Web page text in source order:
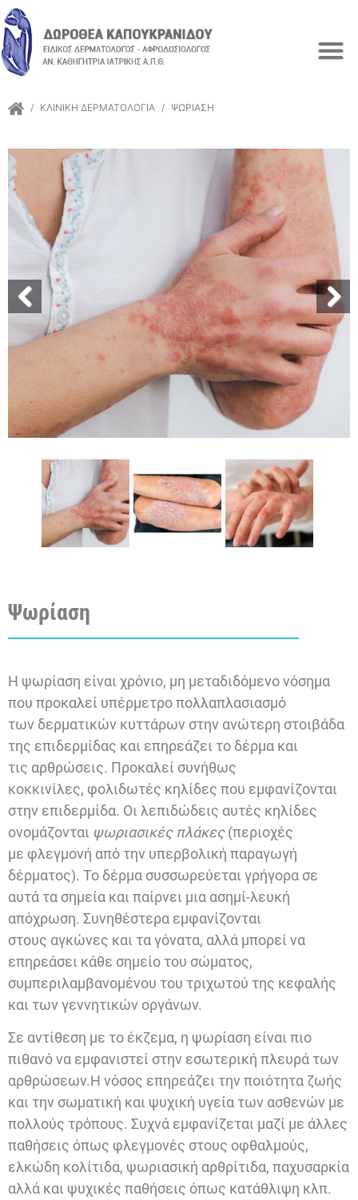
/ ΚΛΙΝΙΚΉ ΔΕΡΜΑΤΟΛΟΓΊΑ / ΨΩΡΊΑΣΗ
Previous Next
Ψωρίαση
Η ψωρίαση είναι χρόνιο, μη μεταδιδόμενο νόσημα
που προκαλεί υπέρμετρο πολλαπλασιασμό
των δερματικών κυττάρων στην ανώτερη στοιβάδα
της επιδερμίδας και επηρεάζει το δέρμα και
τις αρθρώσεις. Προκαλεί συνήθως
κοκκινίλες, φολιδωτές κηλίδες που εμφανίζονται
στην επιδερμίδα. Οι λεπιδώδεις αυτές κηλίδες
ονομάζονται ψωριασικές πλάκες(περιοχές
με φλεγμονή από την υπερβολική παραγωγή
δέρματος). Το δέρμα συσσωρεύεται γρήγορα σε
αυτά τα σημεία και παίρνει μια ασημί-λευκή
απόχρωση. Συνηθέστερα εμφανίζονται
στους αγκώνες και τα γόνατα, αλλά μπορεί να
επηρεάσει κάθε σημείο του σώματος,
συμπεριλαμβανομένου του τριχωτού της κεφαλής
και των γεννητικών οργάνων.
Σε αντίθεση με το έκζεμα, η ψωρίαση είναι πιο
πιθανό να εμφανιστεί στην εσωτερική πλευρά των
αρθρώσεων.Η νόσος επηρεάζει την ποιότητα ζωής
και την σωματική και ψυχική υγεία των ασθενών με
πολλούς τρόπους. Συχνά εμφανίζεται μαζί με άλλες
παθήσεις όπως φλεγμονές στους οφθαλμούς,
ελκώδη κολίτιδα, ψωριασική αρθρίτιδα, παχυσαρκία
αλλά και ψυχικές παθήσεις όπως κατάθλιψη κλπ.